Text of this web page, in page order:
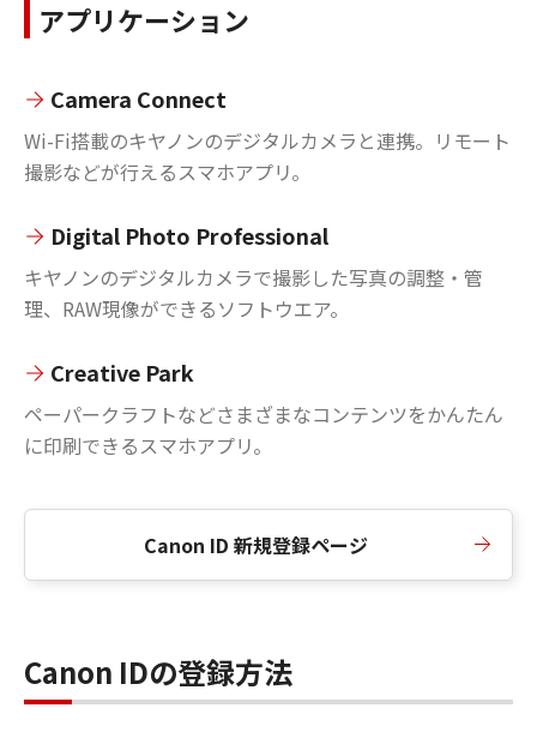
アプリケーション
Camera Connect
Wi-Fi搭載のキヤノンのデジタルカメラと連携。リモート
撮影などが行えるスマホアプリ。
Digital Photo Professional
キヤノンのデジタルカメラで撮影した写真の調整・管
理、RAW現像ができるソフトウエア。
Creative Park
ペーパークラフトなどさまざまなコンテンツをかんたん
に印刷できるスマホアプリ。
Canon ID 新規登録ページ
Canon IDの登録方法